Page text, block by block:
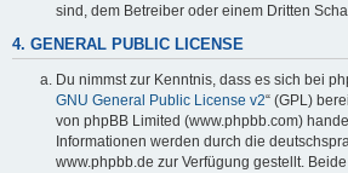
sind, dem Betreiber oder einem Dritten
4. GENERAL PUBLIC LICENSE
Du nimmst zur Kenntnis, dass es sich bei
GNU General Public License v2“ (GPL)
von phpBB Limited (www.phpbb.com)
Informationen werden durch die
www.phpbb.de zur Verfügung gestellt.